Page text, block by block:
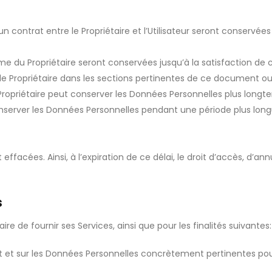
contrat entre le Propriétaire et l’Utilisateur seront
du Propriétaire seront conservées jusqu’à la satisfaction de
Propriétaire dans les sections pertinentes de ce document
peut conserver les Données Personnelles plus
les Données Personnelles pendant une période plus
Ainsi, à l’expiration de ce délai, le droit d’accès,
de fournir ses Services, ainsi que pour les finalités
sur les Données Personnelles concrètement pertinentes